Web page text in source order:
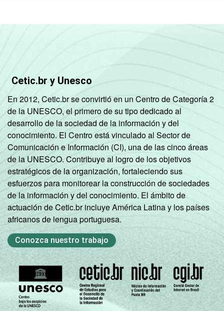
Norte -
mil até 20
mil
habitantes
38 60 2
Norte -
Mais de 20
mil até 50
mil
habitantes
32 68
Norte -
Mais de 50
mil até
100 mil
habitantes
42
Norte -
Mais de
Cetic.br y Unesco
En 2012, Cetic.br se convirtió en un Centro de Categoría 2
de la UNESCO, el primero de su tipo dedicado al
desarrollo de la sociedad de la información y del
conocimiento. El Centro está vinculado al Sector de
Comunicación e Información (CI), una de las cinco áreas
de la UNESCO. Contribuye al logro de los objetivos
estratégicos de la organización, fortaleciendo sus
esfuerzos para monitorear la construcción de sociedades
de la información y del conocimiento. El ámbito de
actuación de Cetic.br incluye América Latina y los países
africanos de lengua portuguesa.
Conozca nuestro trabajo